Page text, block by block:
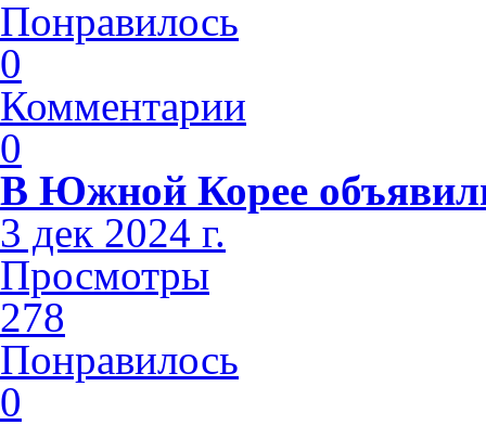
Понравилось
0
Комментарии
0
В Южной Корее
3 дек 2024 г.
Просмотры
278
Понравилось
0